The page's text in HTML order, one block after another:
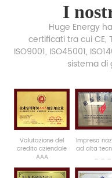
I
Huge Energy
certificati tra cui CE,
ISO9001, ISO45001,
sistema di
Valutazione del
credito aziendale
AAA
Impresa
ad alta
_ _ _